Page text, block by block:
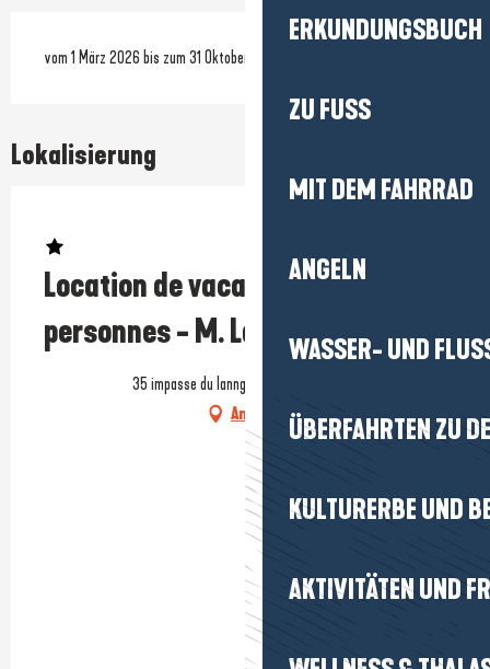
ERKUNDUNGSBUCH
ZU FUSS
MIT DEM FAHRRAD
ANGELN
WASSER- UND
ÜBERFAHRTEN ZU
KULTURERBE UND
AKTIVITÄTEN UND
vom 1 März 2026 bis zum 31 Oktober 2026
Lokalisierung
Location de vacances - Maison 5
personnes - M. Lapierre
Prestataire engagé dans une démarche écoresponsable
35 impasse du lannguy, 44420 Mesquer
Anfahrt